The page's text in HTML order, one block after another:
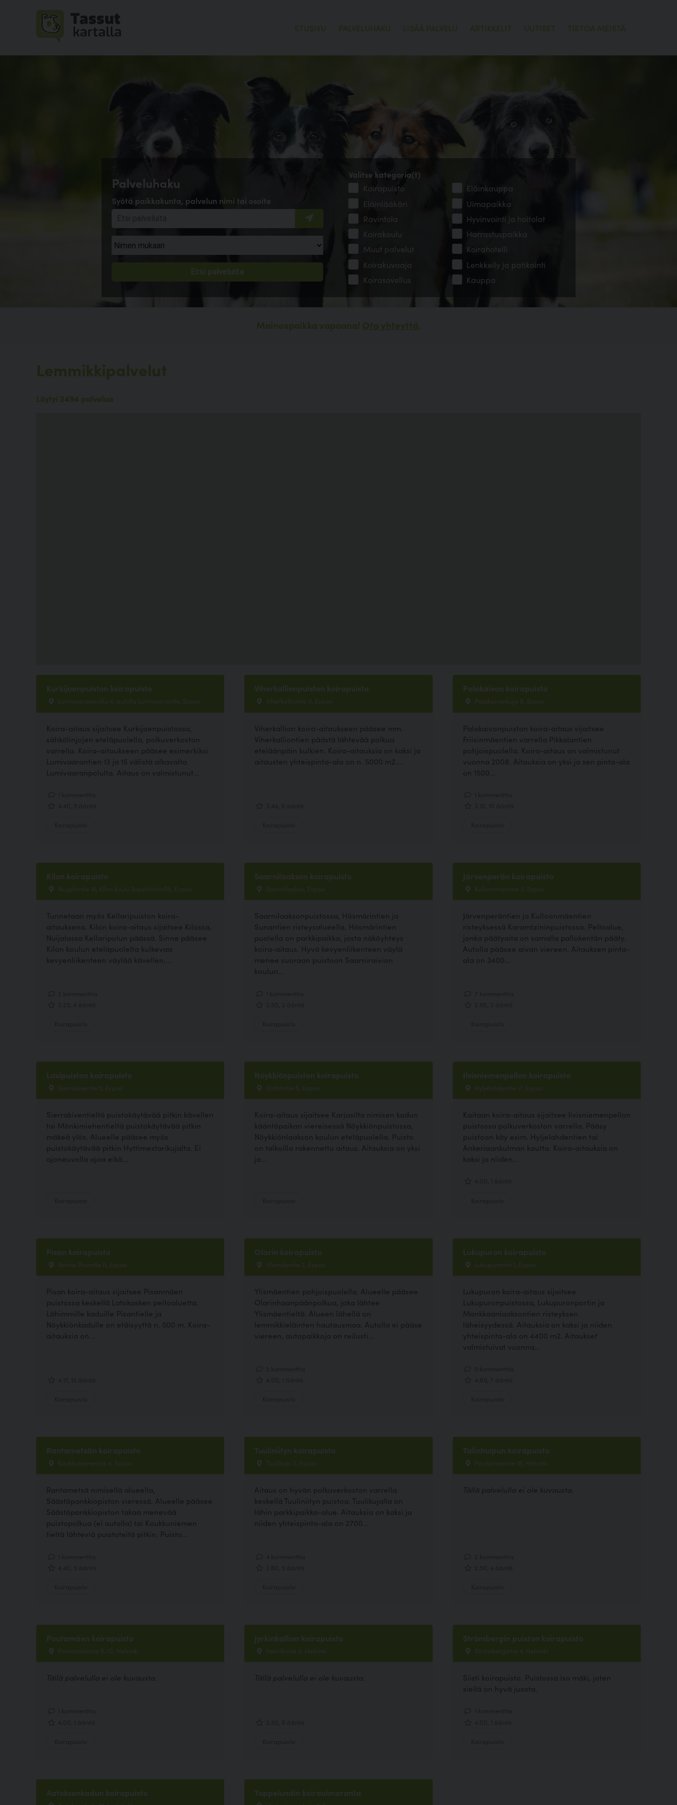
ETUSIVU PALVELUHAKU LISÄÄ PALVELU ARTIKKELIT UUTISET TIETOA MEISTÄ
Palveluhaku
Syötä paikkakunta, palvelun nimi tai osoite
Valitse kategoria(t)
Koirapuisto
Eläinkauppa
Eläinlääkäri
Uimapaikka
Ravintola
Hyvinvointi ja hoitolat
Koirakoulu
Harrastuspaikka
Muut palvelut
Koirahotelli
Koirakuvaaja
Lenkkeily ja patikointi
Koirasovellus
Kauppa
Mainospaikka vapaana! Ota yhteyttä.
Lemmikkipalvelut
Löytyi 2494 palvelua
Kurkijoenpuiston koirapuisto
Lumivaaranpolku 4, autolla Lumivaarantie, Espoo
Koira-aitaus sijaitsee Kurkijoenpuistossa,
sähkölinjojen eteläpuolella, polkuverkoston
varrella. Koira-aitaukseen pääsee esimerkiksi
Lumivaarantien 13 ja 15 välistä alkavalta
Lumivaaranpolulta. Aitaus on valmistunut...
Viherkallionpuiston koirapuisto
Viherkalliontie 11, Espoo
Viherkallion koira-aitaukseen pääsee mm.
Viherkalliontien päästä lähtevää polkua
eteläänpäin kulkien. Koira-aitauksia on kaksi ja
aitausten yhteispinta-ala on n. 5000 m2....
Palokaivon koirapuisto
Palokaivonkuja 8, Espoo
Palokaivonpuiston koira-aitaus sijaitsee
Friisinmäentien varrella Pikkalantien
pohjoispuolella. Koira-aitaus on valmistunut
vuonna 2008. Aitauksia on yksi ja sen pinta-ala
on 1500...
Kilon koirapuisto
Nuijalantie 16, Kilon koulu Aspelinintiellä, Espoo
Tunnetaan myös Kellaripuiston koira-
aitauksena. Kilon koira-aitaus sijaitsee Kilossa,
Nuijalassa Kellaripolun päässä. Sinne pääsee
Kilon koulun eteläpuolelta kulkevaa
kevyenliikenteen väylää kävellen....
Saarnilaakson koirapuisto
Saarnilaakso, Espoo
Saarnilaaksonpuistossa, Hösmärintien ja
Sunantien risteysalueella. Hösmärintien
puolella on parkkipaikka, josta näköyhteys
koira-aitaus. Hyvä kevyenliikenteen väylä
menee suoraan puistoon Saarniraivion
koulun...
Järvenperän koirapuisto
Kulloonmäentie 2, Espoo
Järvenperäntien ja Kulloonmäentien
risteyksessä Karamtzininpuistossa. Peltoalue,
jonka päätyaita on samalla pallokentän pääty.
Autolla pääsee aivan viereen. Aitauksen pinta-
ala on 3400...
Lasipuiston koirapuisto
Sierrakiventie 5, Espoo
Sierrakiventieltä puistokäytävää pitkin kävellen
tai Mönkimiehentieltä puistokäytävää pitkin
mäkeä ylös. Alueelle pääsee myös
puistokäytävää pitkin Hyttimestarikujalta. Ei
ajoneuvolla ajoa eikä...
Nöykkiönpuiston koirapuisto
Oxfotintie 8, Espoo
Koira-aitaus sijaitsee Karjasilta nimisen kadun
kääntöpaikan viereisessä Nöykkiönpuistossa,
Nöykkiönlaakson koulun eteläpuolella. Puisto
on talkoilla rakennettu aitaus. Aitauksia on yksi
ja...
Iivisniemenpellon koirapuisto
Hyljelahdentie 17, Espoo
Kaitaan koira-aitaus sijaitsee Iivisniemenpellon
puistossa polkuverkoston varrella. Pääsy
puistoon käy esim. Hyljelahdentien tai
Ankeriaankulman kautta. Koira-aitauksia on
kaksi ja niiden...
Pisan koirapuisto
Vanha Pisantie 11, Espoo
Pisan koira-aitaus sijaitsee Pisanmäen
puistossa keskellä Latokasken peltoaluetta.
Lähimmille kaduille Pisantielle ja
Nöykkiönkadulle on etäisyyttä n. 500 m. Koira-
aitauksia on...
Olarin koirapuisto
Ylismäentie 2, Espoo
Ylismäentien pohjoispuolella. Alueelle pääsee
Olarinhaanpäänpolkua, joka lähtee
Ylismäentieltä. Alueen lähellä on
lemmikkieläinten hautausmaa. Autolla ei pääse
viereen, autopaikkoja on reilusti...
Lukupuron koirapuisto
Lukupurontie 1, Espoo
Lukupuron koira-aitaus sijaitsee
Lukupuronpuistossa, Lukupuronportin ja
Mankkaanlaaksontien risteyksen
läheisyydessä. Aitauksia on kaksi ja niiden
yhteispinta-ala on 4400 m2. Aitaukset
valmistuivat vuonna...
Rantametsän koirapuisto
Koukkuniementie 4, Espoo
Rantametsä nimisellä alueella,
Säästöpankkiopiston vieressä. Alueelle pääsee
Säästöpankkiopiston takaa menevää
puistopolkua (ei autolla) tai Koukkuniemen
tieltä lähteviä puistoteitä pitkin. Puisto...
Tuuliniityn koirapuisto
Tuulikuja 3, Espoo
Aitaus on hyvän polkuverkoston varrella
keskellä Tuuliniityn puistoa. Tuulikujalla on
lähin parkkipaikka-alue. Aitauksia on kaksi ja
niiden yhteispinta-ala on 2700...
Talinhuipun koirapuisto
Poutamäentie 16, Helsinki
Tällä palvelulla ei ole kuvausta.
Poutamäen koirapuisto
Poutamäentie 8-10, Helsinki
Tällä palvelulla ei ole kuvausta.
Jyrkinkallion koirapuisto
Henrikintie 5, Helsinki
Tällä palvelulla ei ole kuvausta.
Strömbergin puiston koirapuisto
Strömbergintie 4, Helsinki
Siisti koirapuisto. Puistossa iso mäki, joten
siellä on hyvä juosta.
Aatoksenkadun koirapuisto Toppelundin koirauimaranta